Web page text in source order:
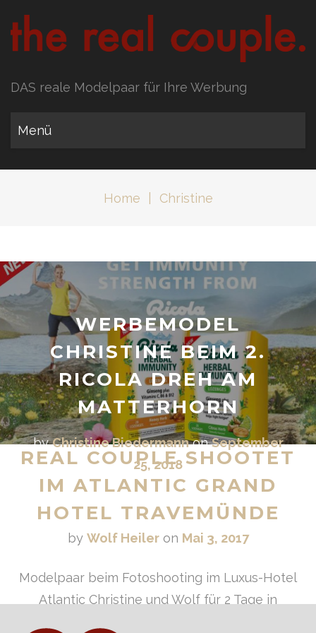
DAS reale Modelpaar für Ihre Werbung
Menü
Home Christine
WERBEMODEL
CHRISTINE BEIM 2.
RICOLA DREH AM
MATTERHORN
byChristine Biedermann onSeptember
25, 2018
REAL COUPLE SHOOTET
IM ATLANTIC GRAND
HOTEL TRAVEMÜNDE
by Wolf Heiler on Mai 3, 2017
Modelpaar beim Fotoshooting im Luxus-Hotel
Atlantic Christine und Wolf für 2 Tage in